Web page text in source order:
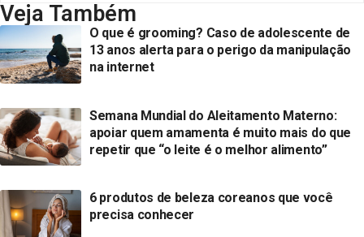
Veja Também
O que é grooming? Caso de adolescente de
13 anos alerta para o perigo da manipulação
na internet
Semana Mundial do Aleitamento Materno:
apoiar quem amamenta é muito mais do que
repetir que “o leite é o melhor alimento”
6 produtos de beleza coreanos que você
precisa conhecer